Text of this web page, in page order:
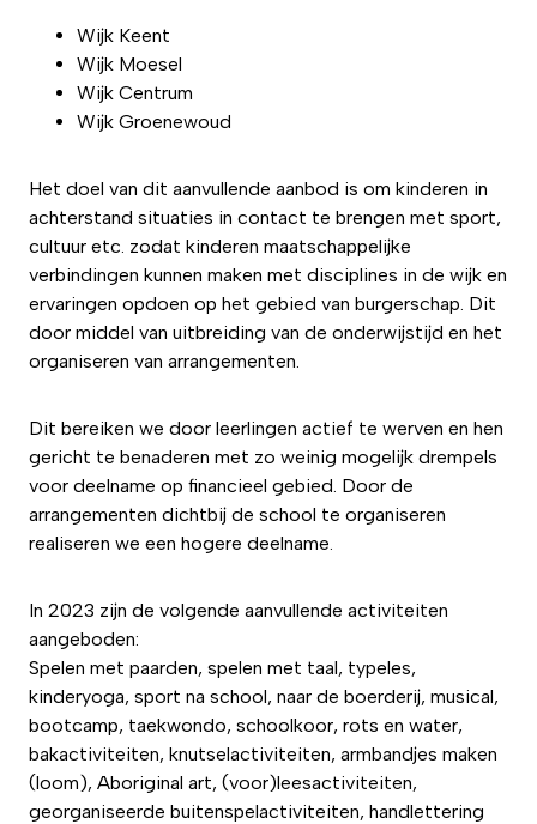
Wijk Keent
Wijk Moesel
Wijk Centrum
Wijk Groenewoud
Het doel van dit aanvullende aanbod is om kinderen in
achterstand situaties in contact te brengen met sport,
cultuur etc. zodat kinderen maatschappelijke
verbindingen kunnen maken met disciplines in de wijk en
ervaringen opdoen op het gebied van burgerschap. Dit
door middel van uitbreiding van de onderwijstijd en het
organiseren van arrangementen.
Dit bereiken we door leerlingen actief te werven en hen
gericht te benaderen met zo weinig mogelijk drempels
voor deelname op financieel gebied. Door de
arrangementen dichtbij de school te organiseren
realiseren we een hogere deelname.
In 2023 zijn de volgende aanvullende activiteiten
aangeboden:
Spelen met paarden, spelen met taal, typeles,
kinderyoga, sport na school, naar de boerderij, musical,
bootcamp, taekwondo, schoolkoor, rots en water,
bakactiviteiten, knutselactiviteiten, armbandjes maken
(loom), Aboriginal art, (voor)leesactiviteiten,
georganiseerde buitenspelactiviteiten, handlettering